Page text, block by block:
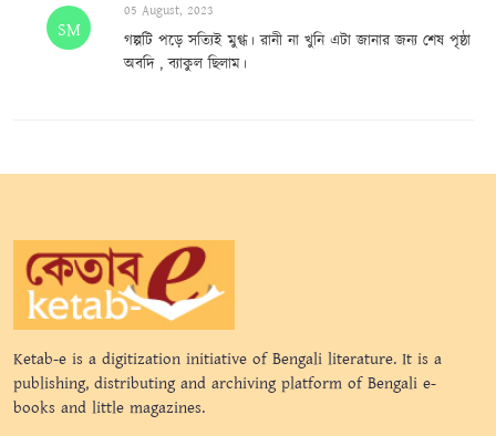
SM
05 August, 2023
গল্পটি পড়ে সত্যিই মুগ্ধ। রানী না খুনি এটা জানার জন্য শেষ পৃষ্ঠা
অবদি , ব্যাকুল ছিলাম।
Ketab-e is a digitization initiative of Bengali literature. It is a
publishing, distributing and archiving platform of Bengali e-
books and little magazines.